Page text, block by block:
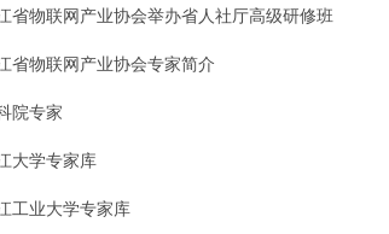
省物联网产业协会举办省人社厅高级研修班
省物联网产业协会专家简介
院专家
大学专家库
工业大学专家库